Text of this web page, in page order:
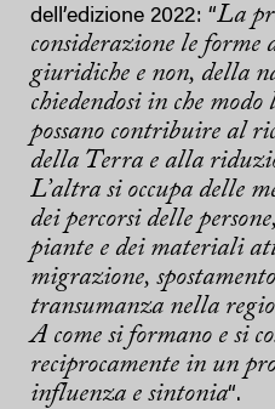
dell’edizione 2022: “La
considerazione le forme
giuridiche e non, della
chiedendosi in che modo
possano contribuire al
della Terra e alla
L’altra si occupa delle
dei percorsi delle
piante e dei materiali
migrazione,
transumanza nella
A come si formano e si
reciprocamente in un
influenza e sintonia“.